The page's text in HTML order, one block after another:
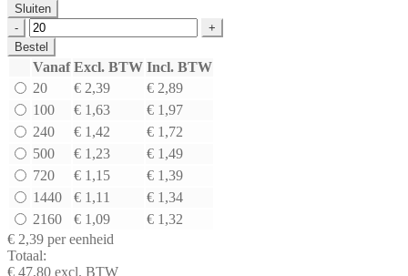
Sluiten
Kartonnen
doos
enkele
golf
(B)
bruin
150
x
150
1050
mm
aantal
Bestel
Vanaf Excl. BTW Incl. BTW
20
€ 2,39
€ 2,89
100
€ 1,63
€ 1,97
240
€ 1,42
€ 1,72
500
€ 1,23
€ 1,49
720
€ 1,15
€ 1,39
1440
€ 1,11
€ 1,34
2160
€ 1,09
€ 1,32
€ 2,39 per eenheid
Totaal:
€ 47,80 excl. BTW